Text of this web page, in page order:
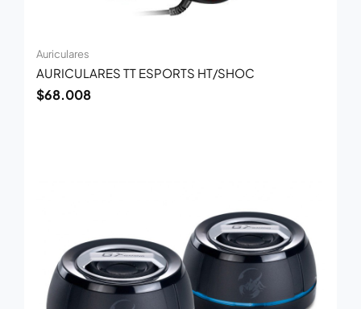
Auriculares
AURICULARES TT ESPORTS HT/SHOC
$68.008